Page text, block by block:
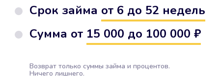
Срок займа от 6 до 52 недель
Сумма от 15 000 до 100 000 ₽
Возврат только суммы займа и процентов.
Ничего лишнего.